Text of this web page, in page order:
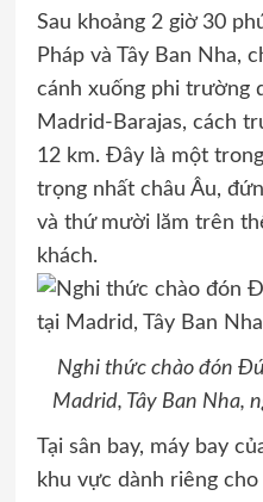
Sau khoảng 2 giờ 30
Pháp và Tây Ban Nha,
cánh xuống phi trường
Madrid-Barajas, cách
12 km. Đây là một
trọng nhất châu Âu,
và thứ mười lăm trên
khách.
Nghi thức chào đón
Madrid, Tây Ban Nha,
Tại sân bay, máy bay
khu vực dành riêng